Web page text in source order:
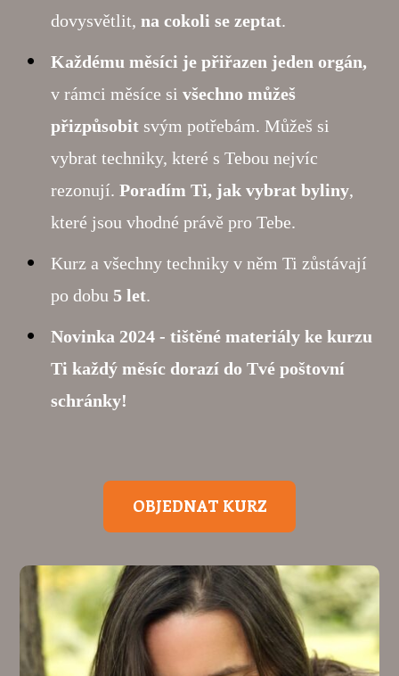
dovysvětlit, na cokoli se zeptat.
Každému měsíci je přiřazen jeden orgán,
v rámci měsíce sivšechno můžeš
přizpůsobit svým potřebám. Můžeš si
vybrat techniky, které s Tebou nejvíc
rezonují.Poradím Ti, jak vybrat byliny,
které jsou vhodné právě pro Tebe.
Kurz a všechny techniky v něm Ti zůstávají
po dobu 5 let.
Novinka 2024 - tištěné materiály ke kurzu
Ti každý měsíc dorazí do Tvé poštovní
schránky!
OBJEDNAT KURZ